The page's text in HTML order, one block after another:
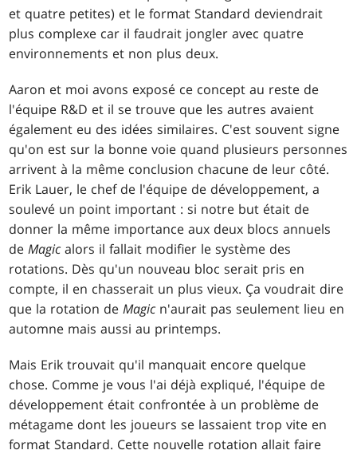
et quatre petites) et le format Standard deviendrait
plus complexe car il faudrait jongler avec quatre
environnements et non plus deux.
Aaron et moi avons exposé ce concept au reste de
l'équipe R&D et il se trouve que les autres avaient
également eu des idées similaires. C'est souvent signe
qu'on est sur la bonne voie quand plusieurs personnes
arrivent à la même conclusion chacune de leur côté.
Erik Lauer, le chef de l'équipe de développement, a
soulevé un point important : si notre but était de
donner la même importance aux deux blocs annuels
deMagic alors il fallait modifier le système des
rotations. Dès qu'un nouveau bloc serait pris en
compte, il en chasserait un plus vieux. Ça voudrait dire
que la rotation deMagic n'aurait pas seulement lieu en
automne mais aussi au printemps.
Mais Erik trouvait qu'il manquait encore quelque
chose. Comme je vous l'ai déjà expliqué, l'équipe de
développement était confrontée à un problème de
métagame dont les joueurs se lassaient trop vite en
format Standard. Cette nouvelle rotation allait faire